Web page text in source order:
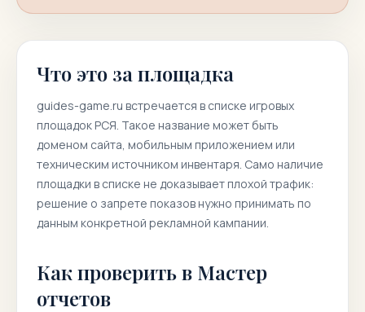
Что это за площадка
guides-game.ru встречается в списке игровых
площадок РСЯ. Такое название может быть
доменом сайта, мобильным приложением или
техническим источником инвентаря. Само наличие
площадки в списке не доказывает плохой трафик:
решение о запрете показов нужно принимать по
данным конкретной рекламной кампании.
Как проверить в Мастер
отчетов